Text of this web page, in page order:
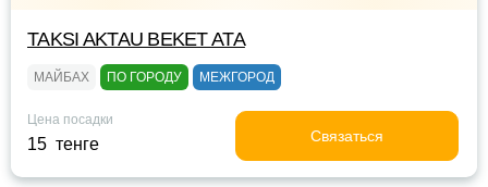
TAKSI AKTAU BEKET ATA
МАЙБАХ ПО ГОРОДУ МЕЖГОРОД
Цена посадки
15 тенге Связаться